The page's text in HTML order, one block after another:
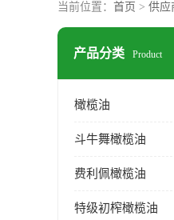
当前位置： 首页 > 供应
产品分类 Product
橄榄油
斗牛舞橄榄油
费利佩橄榄油
特级初榨橄榄油